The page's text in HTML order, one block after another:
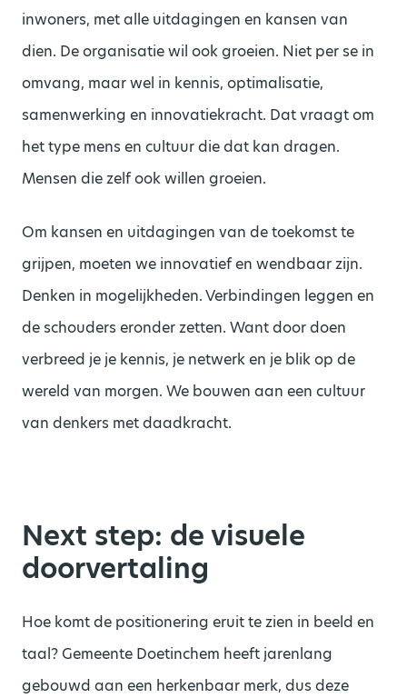
inwoners, met alle uitdagingen en kansen van
dien. De organisatie wil ook groeien. Niet per se in
omvang, maar wel in kennis, optimalisatie,
samenwerking en innovatiekracht. Dat vraagt om
het type mens en cultuur die dat kan dragen.
Mensen die zelf ook willen groeien.
Om kansen en uitdagingen van de toekomst te
grijpen, moeten we innovatief en wendbaar zijn.
Denken in mogelijkheden. Verbindingen leggen en
de schouders eronder zetten. Want door doen
verbreed je je kennis, je netwerk en je blik op de
wereld van morgen. We bouwen aan een cultuur
van denkers met daadkracht.
Next step: de visuele
doorvertaling
Hoe komt de positionering eruit te zien in beeld en
taal? Gemeente Doetinchem heeft jarenlang
gebouwd aan een herkenbaar merk, dus deze